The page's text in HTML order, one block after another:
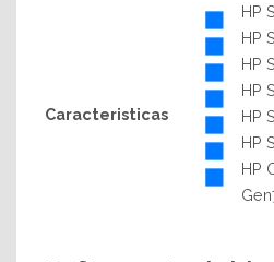
Caracteristicas
HP
HP
HP
HP
HP
HP
HP